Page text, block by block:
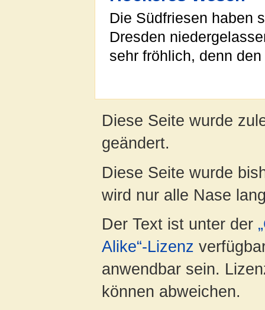
Die Südfriesen haben
Dresden
sehr fröhlich, denn
Diese Seite wurde
geändert.
Diese Seite wurde
wird nur alle Nase
Der Text ist unter der
Alike“-Lizenz
anwendbar sein.
können abweichen.